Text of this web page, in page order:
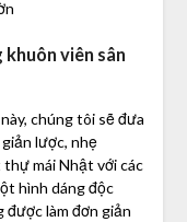
viên sân
chúng tôi sẽ đưa
lược, nhẹ
mái Nhật với các
hình dáng độc
được làm đơn giản